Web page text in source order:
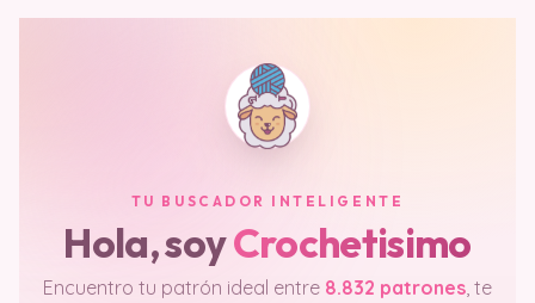
TU BUSCADOR INTELIGENTE
Hola, soyCrochetisimo
Encuentro tu patrón ideal entre 8.832 patrones, te